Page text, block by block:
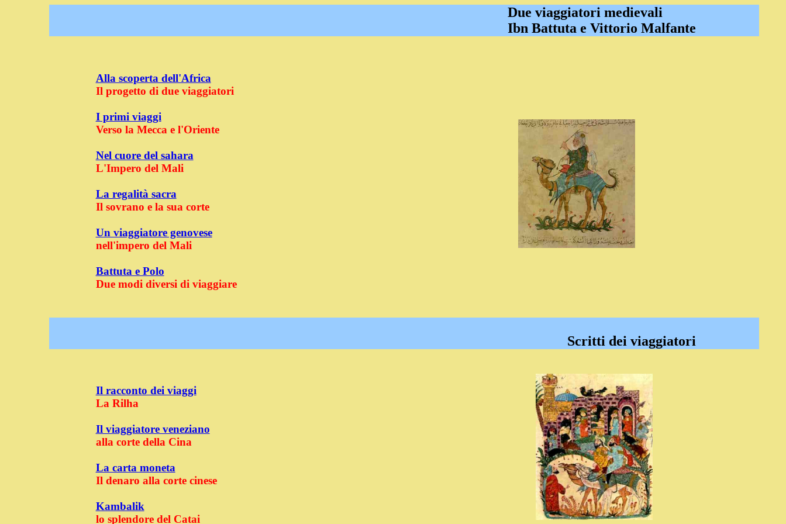
Due viaggiatori medievali
Ibn Battuta e Vittorio Malfante
Alla scoperta dell'Africa
Il progetto di due viaggiatori
I primi viaggi
Verso la Mecca e l'Oriente
Nel cuore del sahara
L'Impero del Mali
La regalità sacra
Il sovrano e la sua corte
Un viaggiatore genovese
nell'impero del Mali
Battuta e Polo
Due modi diversi di viaggiare
Scritti dei viaggiatori
Il racconto dei viaggi
La Rilha
Il viaggiatore veneziano
alla corte della Cina
La carta moneta
Il denaro alla corte cinese
Kambalik
lo splendore del Catai